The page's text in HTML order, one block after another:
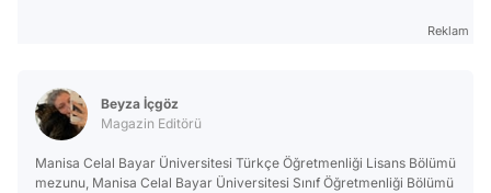
Reklam
Beyza İçgöz
Magazin Editörü
Manisa Celal Bayar Üniversitesi Türkçe Öğretmenliği Lisans Bölümü
mezunu, Manisa Celal Bayar Üniversitesi Sınıf Öğretmenliği Bölümü